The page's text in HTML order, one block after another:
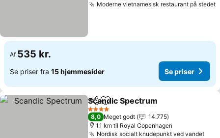
Moderne vietnamesisk restaurant på stedet
Af 535 kr.
Se priser fra 15 hjemmesider Se priser
Del Føj til favoritter
Scandic Spectrum
4 Stjerner
8,0 Meget godt
14.775
1.1 km til Royal Copenhagen
Nordisk socialt knudepunkt ved vandet